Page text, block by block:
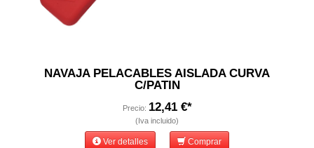
NAVAJA PELACABLES AISLADA CURVA
C/PATIN
Precio: 12,41 €*
(Iva incluido)
Ver detalles Comprar